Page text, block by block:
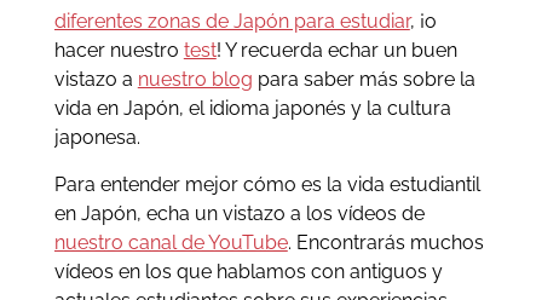
diferentes zonas de Japón para estudiar, ¡o
hacer nuestro test! Y recuerda echar un buen
vistazo a nuestro blog para saber más sobre la
vida en Japón, el idioma japonés y la cultura
japonesa.
Para entender mejor cómo es la vida estudiantil
en Japón, echa un vistazo a los vídeos de
nuestro canal de YouTube. Encontrarás muchos
vídeos en los que hablamos con antiguos y